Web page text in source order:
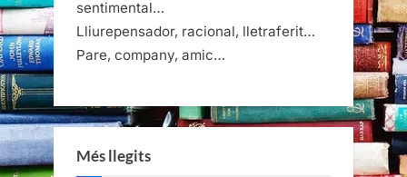
sentimental…
Lliurepensador, racional, lletraferit…
Pare, company, amic…
Més llegits